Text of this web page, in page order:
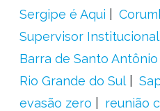
Sergipe é Aqui
Supervisor Institucional
Barra de Santo Antônio
Rio Grande do Sul
evasão zero
reunião